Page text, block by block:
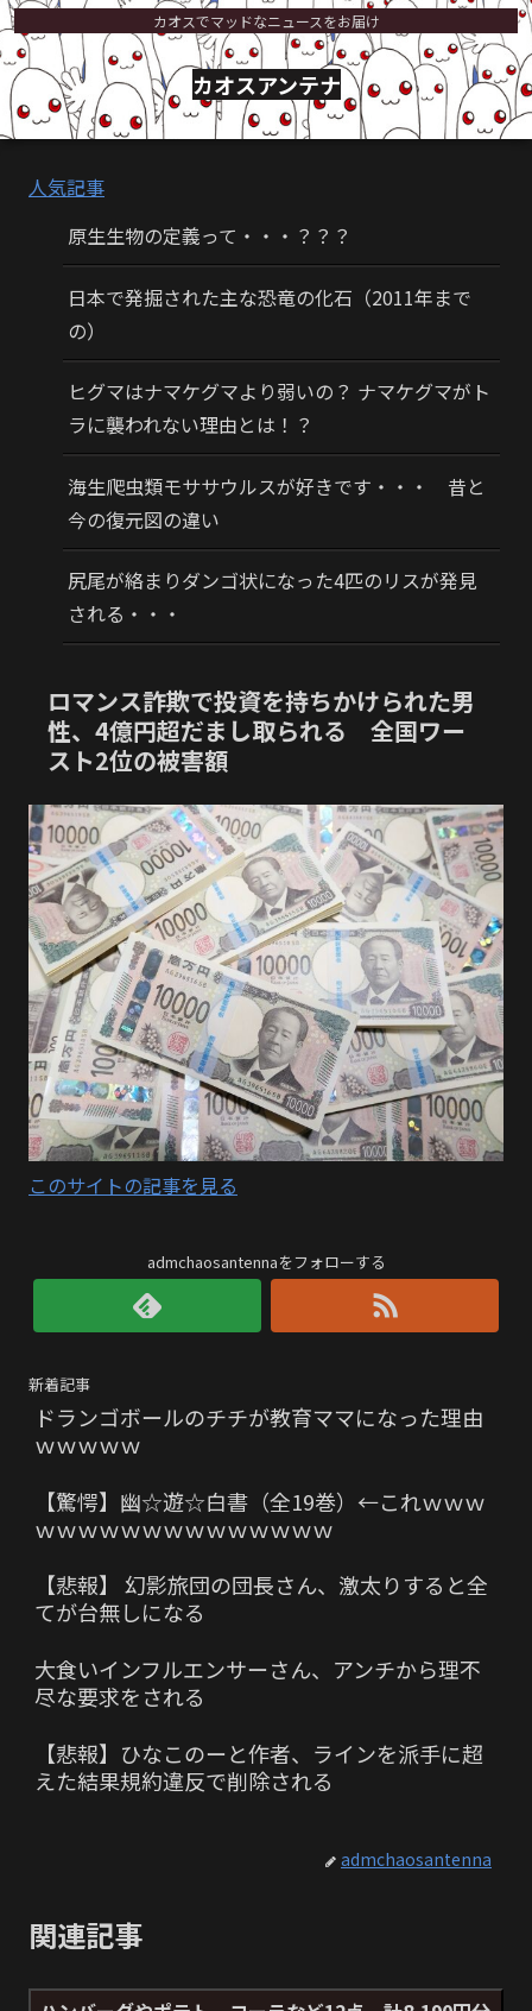
カオスでマッドなニュースをお届け
カオスアンテナ
人気記事
原生生物の定義って・・・？？？
日本で発掘された主な恐竜の化石（2011年まで
の）
ヒグマはナマケグマより弱いの？ ナマケグマがト
ラに襲われない理由とは！？
海生爬虫類モササウルスが好きです・・・ 昔と
今の復元図の違い
尻尾が絡まりダンゴ状になった4匹のリスが発見
される・・・
ロマンス詐欺で投資を持ちかけられた男
性、4億円超だまし取られる 全国ワー
スト2位の被害額
このサイトの記事を見る
admchaosantennaをフォローする
新着記事
ドランゴボールのチチが教育ママになった理由
ｗｗｗｗｗ
【驚愕】幽☆遊☆白書（全19巻）←これｗｗｗ
ｗｗｗｗｗｗｗｗｗｗｗｗｗｗ
【悲報】 幻影旅団の団長さん、激太りすると全
てが台無しになる
大食いインフルエンサーさん、アンチから理不
尽な要求をされる
【悲報】ひなこのーと作者、ラインを派手に超
えた結果規約違反で削除される
admchaosantenna
関連記事